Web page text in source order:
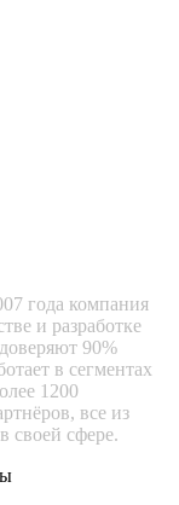
года компания
и разработке
90%
в сегментах
1200
все из
своей сфере.